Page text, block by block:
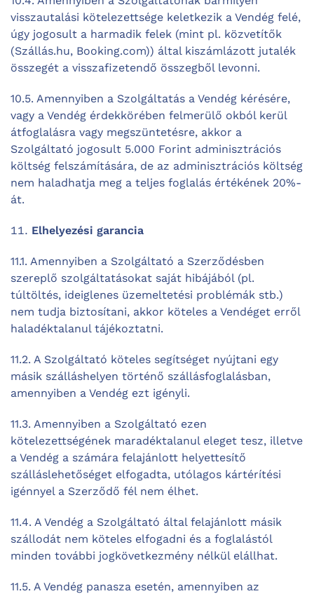
visszautalási kötelezettsége keletkezik a Vendég felé,
úgy jogosult a harmadik felek (mint pl. közvetítők
(Szállás.hu, Booking.com)) által kiszámlázott jutalék
összegét a visszafizetendő összegből levonni.
10.5. Amennyiben a Szolgáltatás a Vendég kérésére,
vagy a Vendég érdekkörében felmerülő okból kerül
átfoglalásra vagy megszüntetésre, akkor a
Szolgáltató jogosult 5.000 Forint adminisztrációs
költség felszámítására, de az adminisztrációs költség
nem haladhatja meg a teljes foglalás értékének 20%-
át.
Elhelyezési garancia
11.1. Amennyiben a Szolgáltató a Szerződésben
szereplő szolgáltatásokat saját hibájából (pl.
túltöltés, ideiglenes üzemeltetési problémák stb.)
nem tudja biztosítani, akkor köteles a Vendéget erről
haladéktalanul tájékoztatni.
11.2. A Szolgáltató köteles segítséget nyújtani egy
másik szálláshelyen történő szállásfoglalásban,
amennyiben a Vendég ezt igényli.
11.3. Amennyiben a Szolgáltató ezen
kötelezettségének maradéktalanul eleget tesz, illetve
a Vendég a számára felajánlott helyettesítő
szálláslehetőséget elfogadta, utólagos kártérítési
igénnyel a Szerződő fél nem élhet.
11.4. A Vendég a Szolgáltató által felajánlott másik
szállodát nem köteles elfogadni és a foglalástól
minden további jogkövetkezmény nélkül elállhat.
11.5. A Vendég panasza esetén, amennyiben az